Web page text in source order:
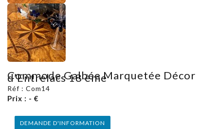
Commode Galbée Marquetée Décor
d’Entrelacs 18 ème
Réf : Com14
Prix : - €
DEMANDE D'INFORMATION